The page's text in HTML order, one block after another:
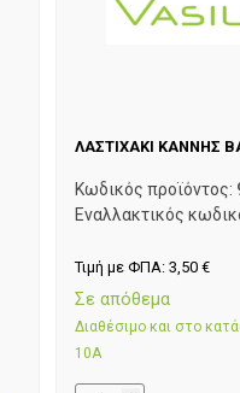
ΛΑΣΤΙΧΑΚΙ ΚΑΝΝΗΣ
Κωδικός προϊόντος:
Εναλλακτικός
Τιμή με ΦΠΑ: 3,50 €
Σε απόθεμα
Διαθέσιμο και στο
10Α